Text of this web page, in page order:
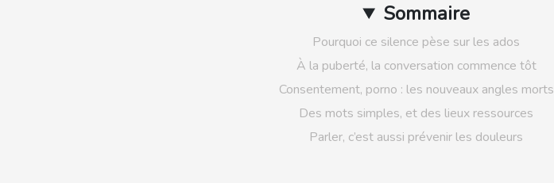
Sommaire
Pourquoi ce silence pèse sur les ados
À la puberté, la conversation commence tôt
Consentement, porno : les nouveaux angles morts
Des mots simples, et des lieux ressources
Parler, c’est aussi prévenir les douleurs